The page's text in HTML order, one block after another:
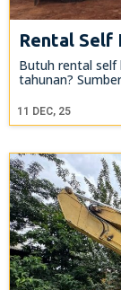
Rental Self
11 DEC, 25
Butuh rental self
tahunan?